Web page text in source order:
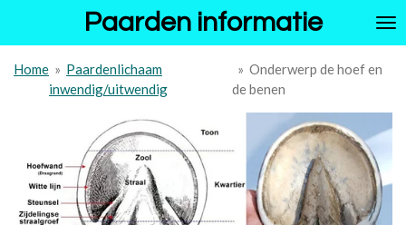
de
hoofdinhoud
Paarden informatie
Home » Paardenlichaam
inwendig/uitwendig
» Onderwerp de hoef en
de benen